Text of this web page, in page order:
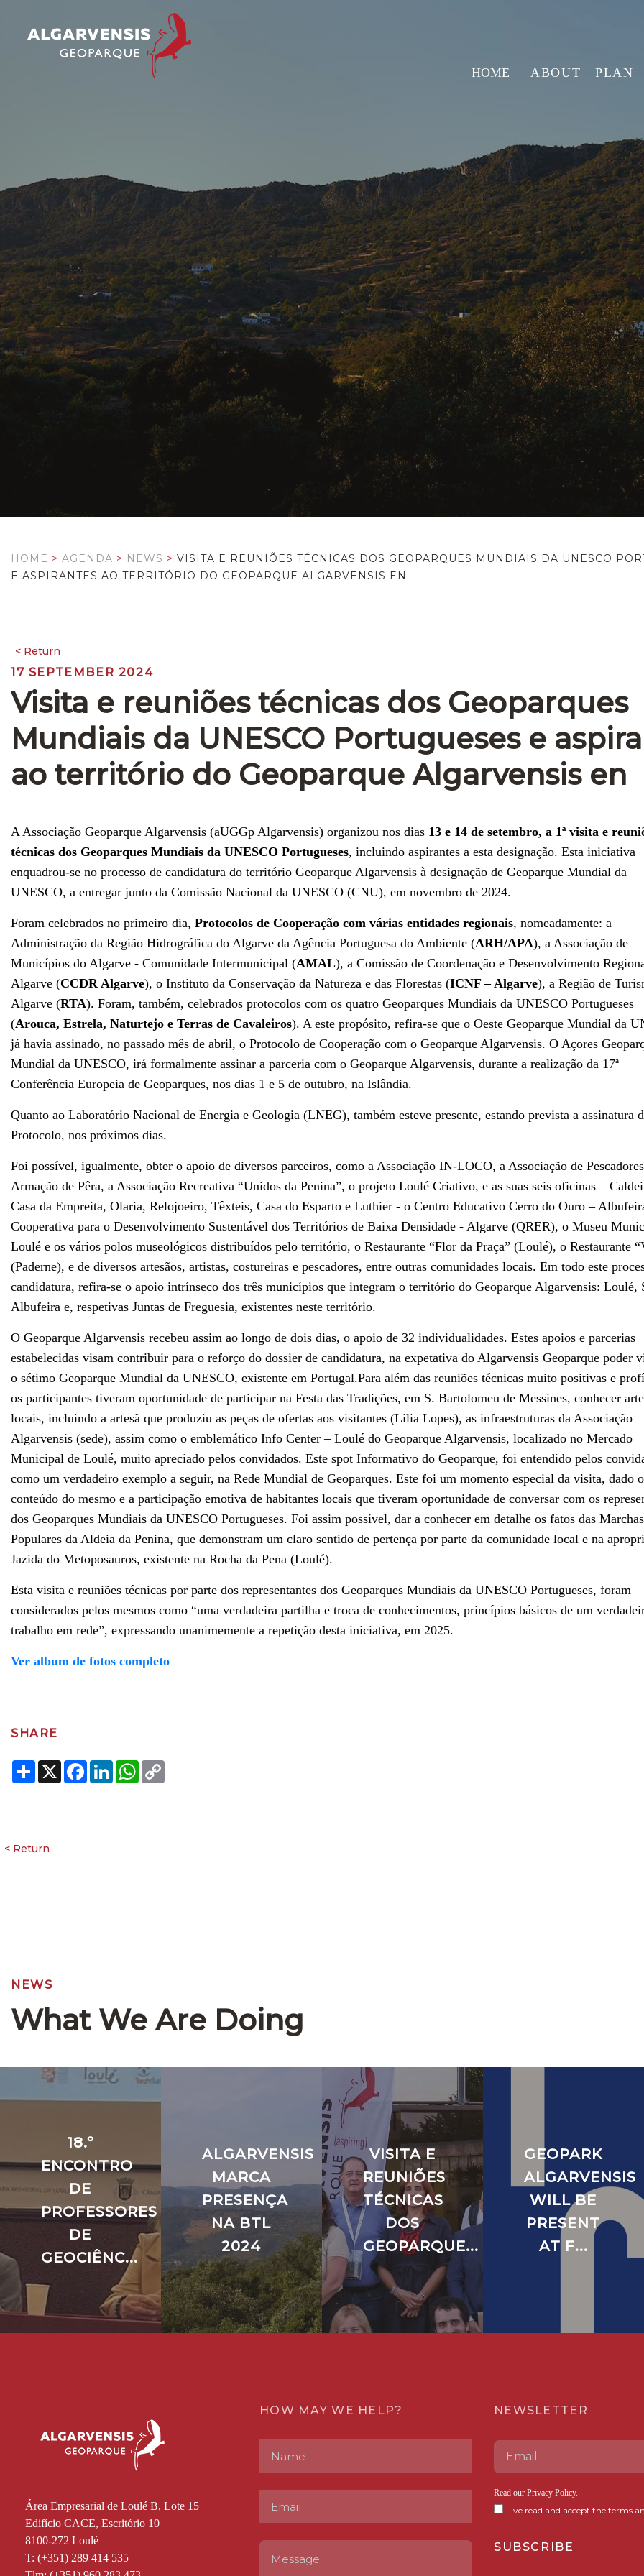
HOME ABOUT PLAN
HOME > AGENDA > NEWS > VISITA E REUNIÕES TÉCNICAS DOS GEOPARQUES MUNDIAIS DA UNESCO
E ASPIRANTES AO TERRITÓRIO DO GEOPARQUE ALGARVENSIS EN
17 SEPTEMBER 2024
Visita e reuniões técnicas dos Geoparques
Mundiais da UNESCO Portugueses e
ao território do Geoparque Algarvensis en
A Associação Geoparque Algarvensis (aUGGp Algarvensis) organizou nos dias 13 e 14 de setembro, a 1ª visita e
técnicas dos Geoparques Mundiais da UNESCO Portugueses, incluindo aspirantes a esta designação. Esta iniciativa
enquadrou-se no processo de candidatura do território Geoparque Algarvensis à designação de Geoparque Mundial da
UNESCO, a entregar junto da Comissão Nacional da UNESCO (CNU), em novembro de 2024.
Foram celebrados no primeiro dia, Protocolos de Cooperação com várias entidades regionais, nomeadamente: a
Administração da Região Hidrográfica do Algarve da Agência Portuguesa do Ambiente (ARH/APA), a Associação de
Municípios do Algarve - Comunidade Intermunicipal (AMAL), a Comissão de Coordenação e Desenvolvimento
Algarve (CCDR Algarve), o Instituto da Conservação da Natureza e das Florestas (ICNF – Algarve), a Região de
Algarve (RTA). Foram, também, celebrados protocolos com os quatro Geoparques Mundiais da UNESCO Portugueses
(Arouca, Estrela, Naturtejo e Terras de Cavaleiros). A este propósito, refira-se que o Oeste Geoparque Mundial da
já havia assinado, no passado mês de abril, o Protocolo de Cooperação com o Geoparque Algarvensis. O Açores
Mundial da UNESCO, irá formalmente assinar a parceria com o Geoparque Algarvensis, durante a realização da 17ª
Conferência Europeia de Geoparques, nos dias 1 e 5 de outubro, na Islândia.
Quanto ao Laboratório Nacional de Energia e Geologia (LNEG), também esteve presente, estando prevista a assinatura
Protocolo, nos próximos dias.
Foi possível, igualmente, obter o apoio de diversos parceiros, como a Associação IN-LOCO, a Associação de
Armação de Pêra, a Associação Recreativa “Unidos da Penina”, o projeto Loulé Criativo, e as suas seis oficinas –
Casa da Empreita, Olaria, Relojoeiro, Têxteis, Casa do Esparto e Luthier - o Centro Educativo Cerro do Ouro –
Cooperativa para o Desenvolvimento Sustentável dos Territórios de Baixa Densidade - Algarve (QRER), o Museu
Loulé e os vários polos museológicos distribuídos pelo território, o Restaurante “Flor da Praça” (Loulé), o Restaurante
(Paderne), e de diversos artesãos, artistas, costureiras e pescadores, entre outras comunidades locais. Em todo este
candidatura, refira-se o apoio intrínseco dos três municípios que integram o território do Geoparque Algarvensis: Loulé,
Albufeira e, respetivas Juntas de Freguesia, existentes neste território.
O Geoparque Algarvensis recebeu assim ao longo de dois dias, o apoio de 32 individualidades. Estes apoios e parcerias
estabelecidas visam contribuir para o reforço do dossier de candidatura, na expetativa do Algarvensis Geoparque poder
o sétimo Geoparque Mundial da UNESCO, existente em Portugal.Para além das reuniões técnicas muito positivas e
os participantes tiveram oportunidade de participar na Festa das Tradições, em S. Bartolomeu de Messines, conhecer
locais, incluindo a artesã que produziu as peças de ofertas aos visitantes (Lilia Lopes), as infraestruturas da Associação
Algarvensis (sede), assim como o emblemático Info Center – Loulé do Geoparque Algarvensis, localizado no Mercado
Municipal de Loulé, muito apreciado pelos convidados. Este spot Informativo do Geoparque, foi entendido pelos
como um verdadeiro exemplo a seguir, na Rede Mundial de Geoparques. Este foi um momento especial da visita, dado o
conteúdo do mesmo e a participação emotiva de habitantes locais que tiveram oportunidade de conversar com os
dos Geoparques Mundiais da UNESCO Portugueses. Foi assim possível, dar a conhecer em detalhe os fatos das Marchas
Populares da Aldeia da Penina, que demonstram um claro sentido de pertença por parte da comunidade local e na
Jazida do Metoposauros, existente na Rocha da Pena (Loulé).
Esta visita e reuniões técnicas por parte dos representantes dos Geoparques Mundiais da UNESCO Portugueses, foram
considerados pelos mesmos como “uma verdadeira partilha e troca de conhecimentos, princípios básicos de um
trabalho em rede”, expressando unanimemente a repetição desta iniciativa, em 2025.
Ver album de fotos completo
SHARE
Share
X Facebook
LinkedInWhatsApp
NEWS
What We Are Doing
18.º
ENCONTRO
DE
PROFESSORES
DE
GEOCIÊNC...
ALGARVENSIS
MARCA
PRESENÇA
NA BTL
2024
VISITA E
REUNIÕES
TÉCNICAS
DOS
GEOPARQUE...
GEOPARK
ALGARVENSIS
WILL BE
PRESENT
AT F...
Área Empresarial de Loulé B, Lote 15
Edifício CACE, Escritório 10
8100-272 Loulé
T: (+351) 289 414 535
HOW MAY WE HELP? NEWSLETTER
Read our Privacy Policy.
I've read and accept the terms